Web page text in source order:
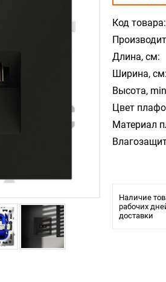
Код товара:
Длина, см:
Ширина, см:
Высота,
Цвет
Материал
Наличие
рабочих
доставки